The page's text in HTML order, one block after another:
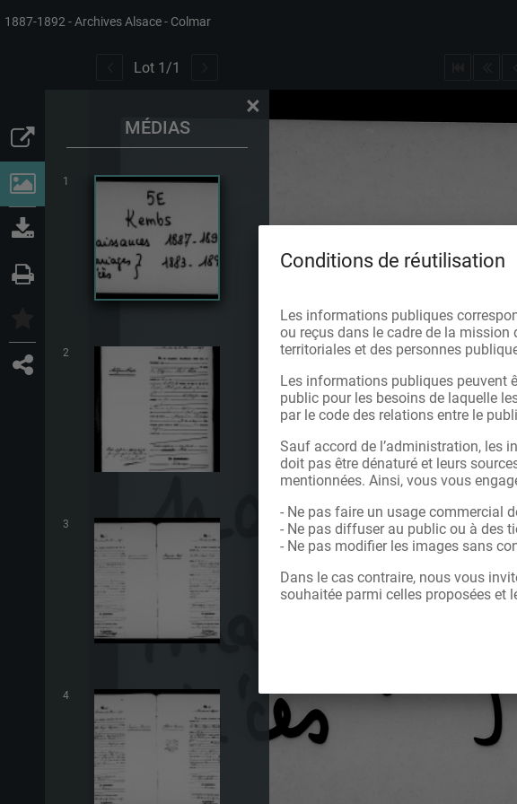
1887-1892 Archives Alsace - Colmar
Lot 1 /1
MÉDIAS
×
1
2
3
4
Conditions de réutilisation
Les informations publiques
ou reçus dans le cadre de la mission
territoriales et des personnes
Les informations publiques peuvent
public pour les besoins de laquelle
par le code des relations entre le
Sauf accord de l’administration, les
doit pas être dénaturé et leurs
mentionnées. Ainsi, vous vous
- Ne pas faire un usage commercial
- Ne pas diffuser au public ou à des
- Ne pas modifier les images sans
Dans le cas contraire, nous vous
souhaitée parmi celles proposées et